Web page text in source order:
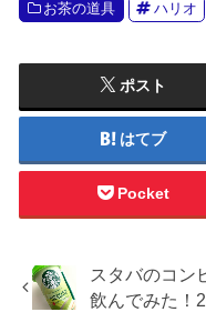
お茶の道具 ハリオ
ポスト
はてブ
Pocket
スタバのコン
飲んでみた！